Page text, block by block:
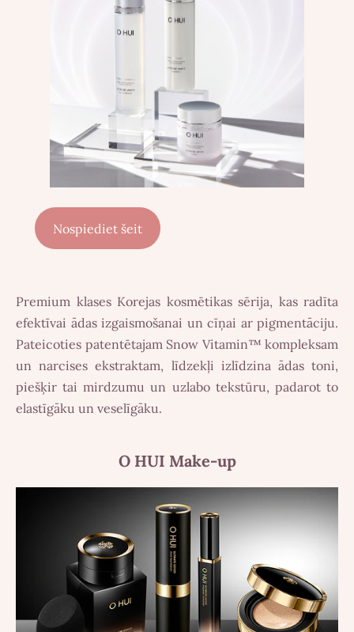
Nospiediet šeit
Premium klases Korejas kosmētikas sērija, kas radīta
efektīvai ādas izgaismošanai un cīņai ar pigmentāciju.
Pateicoties patentētajam Snow Vitamin™ kompleksam
un narcises ekstraktam, līdzekļi izlīdzina ādas toni,
piešķir tai mirdzumu un uzlabo tekstūru, padarot to
elastīgāku un veselīgāku.
O HUI Make-up